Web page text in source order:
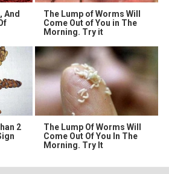
And
The Lump of Worms Will
Come Out of You in The
Morning. Try it
2
The Lump Of Worms Will
Come Out Of You In The
Morning. Try It